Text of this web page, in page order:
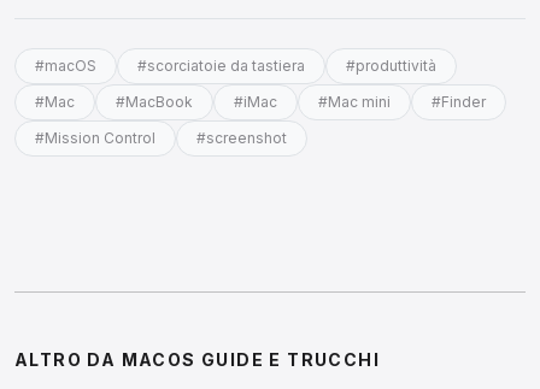
#macOS #scorciatoie da tastiera
#produttività
#Mac
#MacBook #iMac #Mac mini
#Finder
#Mission Control
#screenshot
ALTRO DA MACOS GUIDE E TRUCCHI